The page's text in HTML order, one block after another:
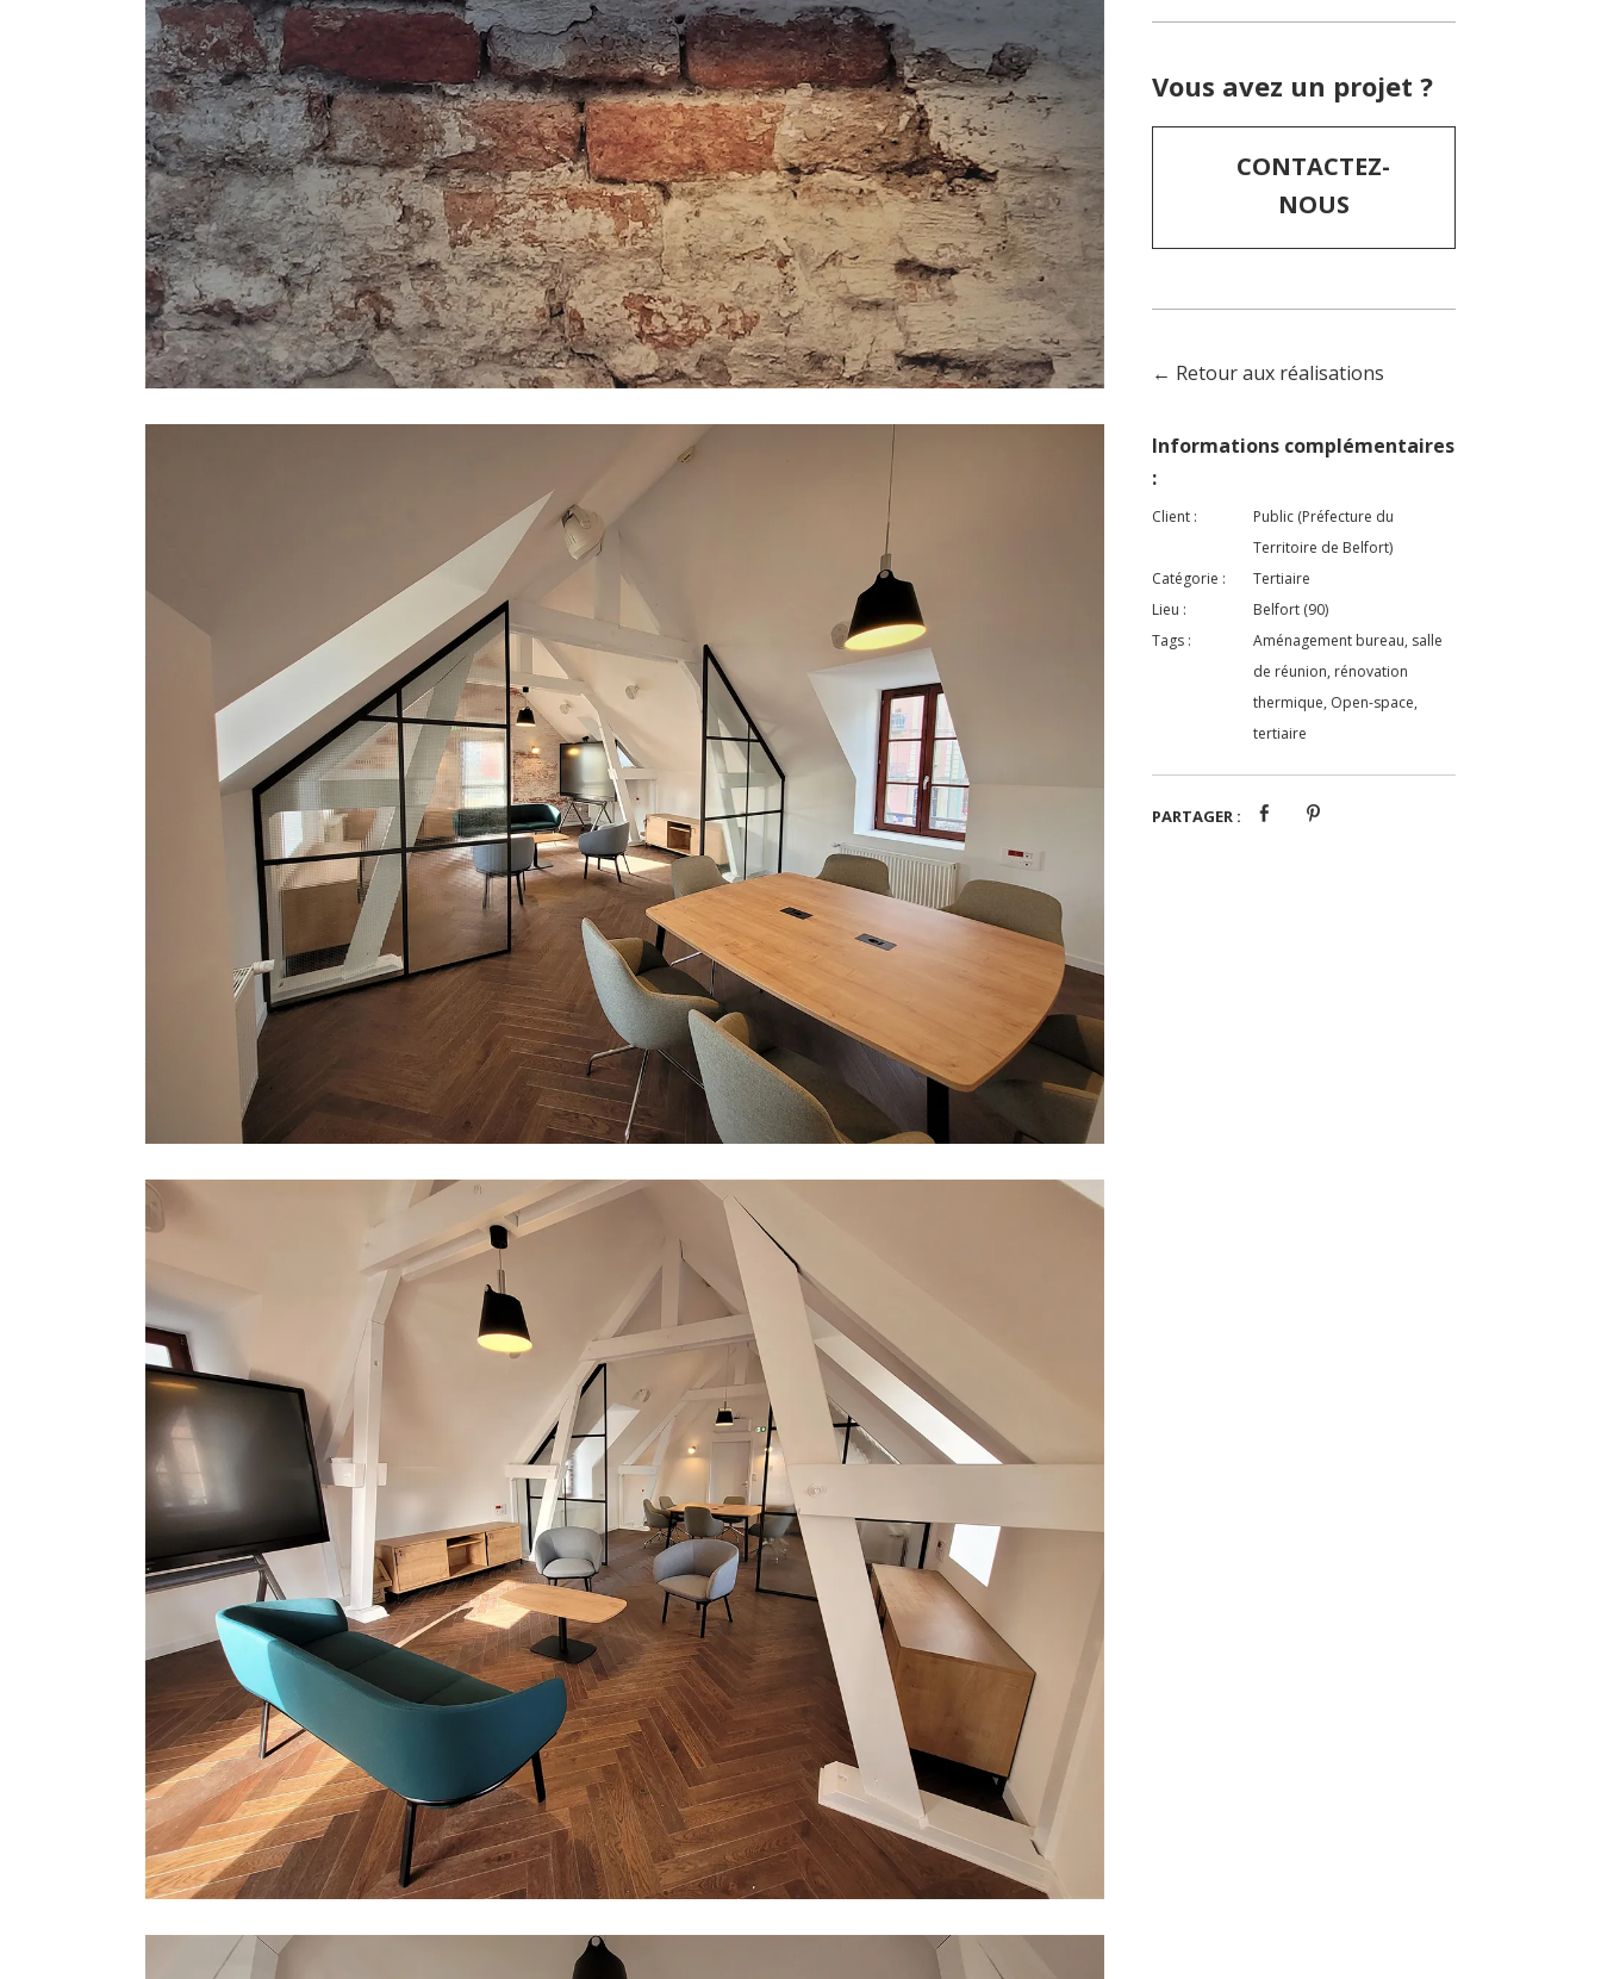
Vous avez un projet ?
CONTACTEZ-
NOUS
← Retour aux réalisations
Informations complémentaires
:
Client :
Public (Préfecture du
Territoire de Belfort)
Catégorie :
Tertiaire
Lieu :
Belfort (90)
Tags :
Aménagement bureau, salle
de réunion, rénovation
thermique, Open-space,
tertiaire
PARTAGER :